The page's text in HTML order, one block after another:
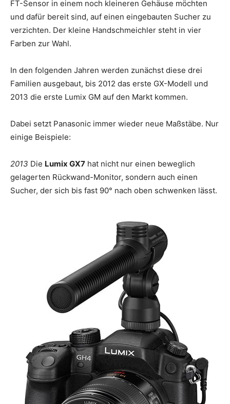
FT-Sensor in einem noch kleineren Gehäuse möchten
und dafür bereit sind, auf einen eingebauten Sucher zu
verzichten. Der kleine Handschmeichler steht in vier
Farben zur Wahl.
In den folgenden Jahren werden zunächst diese drei
Familien ausgebaut, bis 2012 das erste GX-Modell und
2013 die erste Lumix GM auf den Markt kommen.
Dabei setzt Panasonic immer wieder neue Maßstäbe. Nur
einige Beispiele:
2013 Die Lumix GX7 hat nicht nur einen beweglich
gelagerten Rückwand-Monitor, sondern auch einen
Sucher, der sich bis fast 90° nach oben schwenken lässt.